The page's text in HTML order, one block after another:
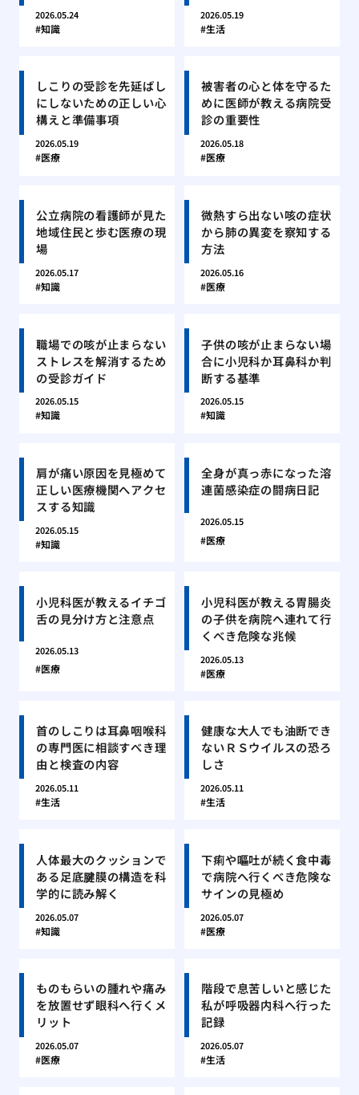
2026.05.24
知識
2026.05.19
生活
しこりの受診を先延ばし
にしないための正しい心
構えと準備事項
2026.05.19
医療
被害者の心と体を守るた
めに医師が教える病院受
診の重要性
2026.05.18
医療
公立病院の看護師が見た
地域住民と歩む医療の現
場
2026.05.17
知識
微熱すら出ない咳の症状
から肺の異変を察知する
方法
2026.05.16
医療
職場での咳が止まらない
ストレスを解消するため
の受診ガイド
2026.05.15
知識
子供の咳が止まらない場
合に小児科か耳鼻科か判
断する基準
2026.05.15
知識
肩が痛い原因を見極めて
正しい医療機関へアクセ
スする知識
2026.05.15
知識
全身が真っ赤になった溶
連菌感染症の闘病日記
2026.05.15
医療
小児科医が教えるイチゴ
舌の見分け方と注意点
2026.05.13
医療
小児科医が教える胃腸炎
の子供を病院へ連れて行
くべき危険な兆候
2026.05.13
医療
首のしこりは耳鼻咽喉科
の専門医に相談すべき理
由と検査の内容
2026.05.11
生活
健康な大人でも油断でき
ないＲＳウイルスの恐ろ
しさ
2026.05.11
生活
人体最大のクッションで
ある足底腱膜の構造を科
学的に読み解く
2026.05.07
知識
下痢や嘔吐が続く食中毒
で病院へ行くべき危険な
サインの見極め
2026.05.07
医療
ものもらいの腫れや痛み
を放置せず眼科へ行くメ
リット
2026.05.07
医療
階段で息苦しいと感じた
私が呼吸器内科へ行った
記録
2026.05.07
生活